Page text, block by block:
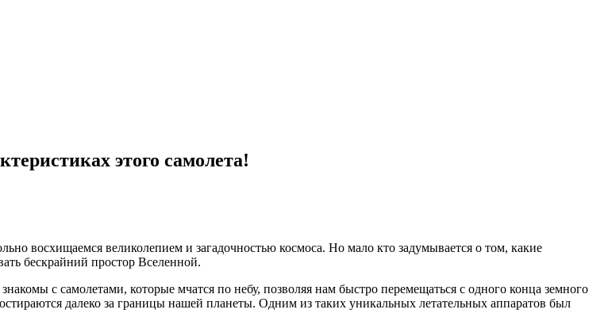
этого самолета!
восхищаемся великолепием и загадочностью космоса. Но мало кто задумывается о том, какие
бескрайний простор Вселенной.
с самолетами, которые мчатся по небу, позволяя нам быстро перемещаться с одного конца земного
далеко за границы нашей планеты. Одним из таких уникальных летательных аппаратов был